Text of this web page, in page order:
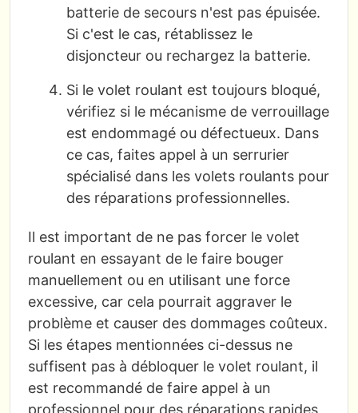
batterie de secours n'est pas épuisée.
Si c'est le cas, rétablissez le
disjoncteur ou rechargez la batterie.
Si le volet roulant est toujours bloqué,
vérifiez si le mécanisme de verrouillage
est endommagé ou défectueux. Dans
ce cas, faites appel à un serrurier
spécialisé dans les volets roulants pour
des réparations professionnelles.
Il est important de ne pas forcer le volet
roulant en essayant de le faire bouger
manuellement ou en utilisant une force
excessive, car cela pourrait aggraver le
problème et causer des dommages coûteux.
Si les étapes mentionnées ci-dessus ne
suffisent pas à débloquer le volet roulant, il
est recommandé de faire appel à un
professionnel pour des réparations rapides